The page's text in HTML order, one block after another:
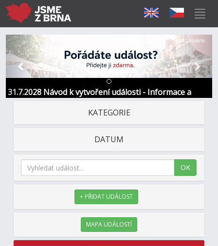
31.7.2028 Návod k vytvoření události - Informace a
kontakt
Předchozí Další
Sponzorováno
KATEGORIE
DATUM
OK
+ PŘIDAT UDÁLOST
MAPA UDÁLOSTÍ